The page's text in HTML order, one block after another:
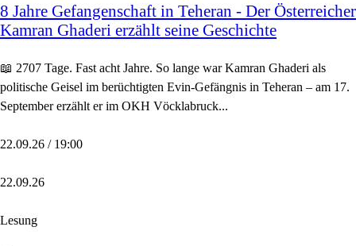
8 Jahre Gefangenschaft in Teheran - Der Österreicher
Kamran Ghaderi erzählt seine Geschichte
📖 2707 Tage. Fast acht Jahre. So lange war Kamran Ghaderi als
politische Geisel im berüchtigten Evin-Gefängnis in Teheran – am 17.
September erzählt er im OKH Vöcklabruck...
22.09.26 / 19:00
22.09.26
Lesung